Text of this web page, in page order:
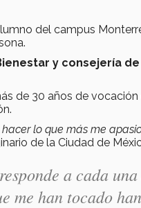
del campus
y consejería de
de 30 años de vocación
lo que más me
de la Ciudad de
a cada
me han tocado